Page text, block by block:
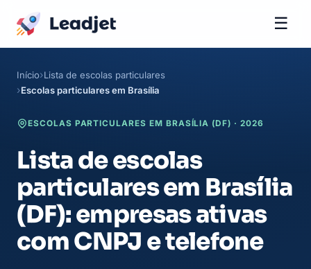
☰
Início Lista de escolas particulares
Escolas particulares em Brasília
ESCOLAS PARTICULARES EM BRASÍLIA (DF) · 2026
Lista de escolas
particulares em Brasília
(DF): empresas ativas
com CNPJ e telefone